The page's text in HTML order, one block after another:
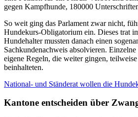
gegen Kampfhunde, 180000
So weit ging das Parlament zwar nicht,
Hundekurs-Obligatorium ein. Dieses trat
Hundehalter mussten danach einen
Sachkundenachweis absolvieren.
eigene Regeln, die weiter gingen,
beinhalteten.
National- und Ständerat wollen die
Kantone entscheiden über